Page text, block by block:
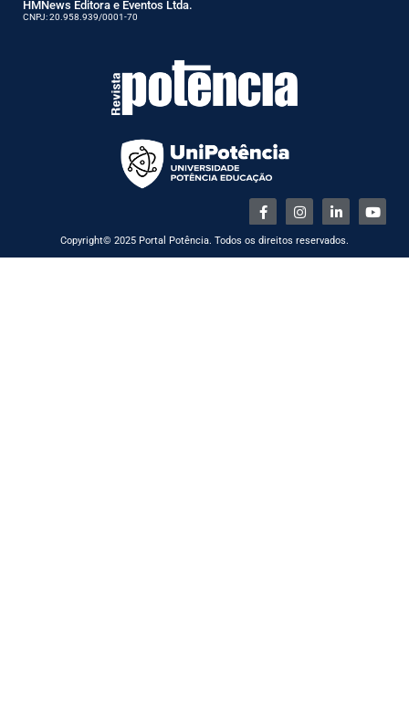
HMNews Editora e Eventos Ltda.
CNPJ: 20.958.939/0001-70
Copyright© 2025 Portal Potência. Todos os direitos reservados.